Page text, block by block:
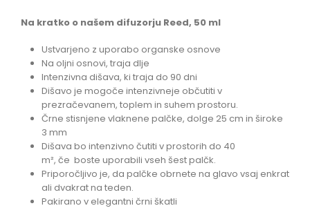
Na kratko o našem difuzorju Reed, 50 ml
Ustvarjeno z uporabo organske osnove
Na oljni osnovi, traja dlje
Intenzivna dišava, ki traja do 90 dni
Dišavo je mogoče intenzivneje občutiti v
prezračevanem, toplem in suhem prostoru.
Črne stisnjene vlaknene palčke, dolge 25 cm in široke
3 mm
Dišava bo intenzivno čutiti v prostorih do 40
m², če boste uporabili vseh šest palčk.
Priporočljivo je, da palčke obrnete na glavo vsaj enkrat
ali dvakrat na teden.
Pakirano v elegantni črni škatli